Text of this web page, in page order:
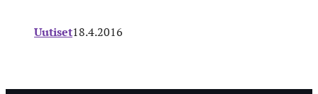
Uutiset18.4.2016